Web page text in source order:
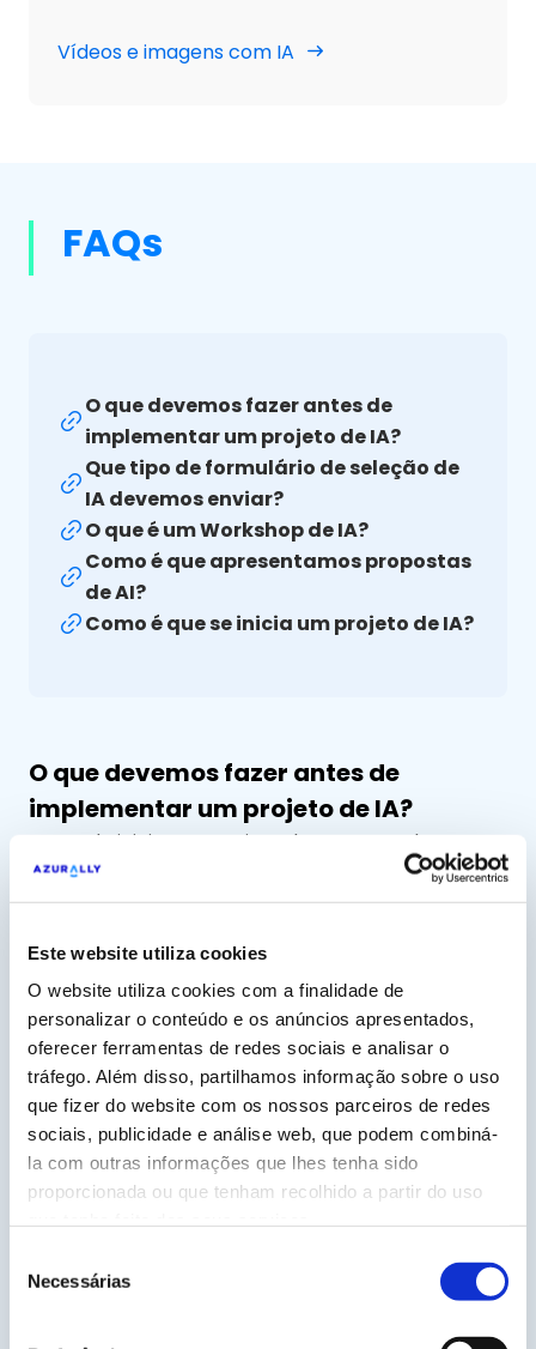
Este website utiliza cookies
O website utiliza cookies com a finalidade de
personalizar o conteúdo e os anúncios apresentados,
oferecer ferramentas de redes sociais e analisar o
tráfego. Além disso, partilhamos informação sobre o uso
que fizer do website com os nossos parceiros de redes
sociais, publicidade e análise web, que podem combiná-
la com outras informações que lhes tenha sido
proporcionada ou que tenham recolhido a partir do uso
Necessárias
base nos interesses, comportamentos,
Vídeos e imagens com IA
FAQs
O que devemos fazer antes de
implementar um projeto de IA?
Que tipo de formulário de seleção de
IA devemos enviar?
O que é um Workshop de IA?
Como é que apresentamos propostas
de AI?
Como é que se inicia um projeto de IA?
O que devemos fazer antes de
implementar um projeto de IA?
Antes de iniciar um projeto de IA, temos de
compreender bem os objectivos e as
necessidades a satisfazer. Para o fazer,
específicas às diferentes pessoas envolvidas no
projeto.
Que tipo de formulário de seleção de
IA devemos enviar?
Pessoalmente ou através de um formulário,
fazemos algumas perguntas básicas para
perceber os objectivos que procuras (vendas,
KPI’s, para definir a forma ideal de medir os